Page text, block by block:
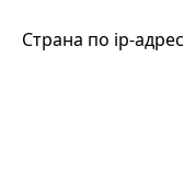
Страна по ip-